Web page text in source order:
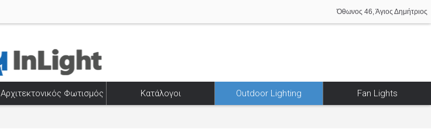
Όθωνος 46, Άγιος Δημήτριος
Αρχιτεκτονικός Φωτισμός Κατάλογοι Outdoor Lighting Fan Lights